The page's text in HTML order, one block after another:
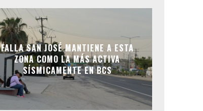
FALLA SAN JOSÉ MANTIENE A ESTA
ZONA COMO LA MÁS ACTIVA
SÍSMICAMENTE EN BCS